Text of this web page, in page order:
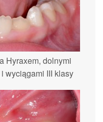
Hyraxem, dolnymi
wyciągami III klasy